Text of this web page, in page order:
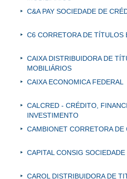
C&A PAY SOCIEDADE DE
C6 CORRETORA DE TÍTULOS
CAIXA DISTRIBUIDORA DE
MOBILIÁRIOS
CAIXA ECONOMICA FEDERAL
CALCRED - CRÉDITO,
INVESTIMENTO
CAMBIONET CORRETORA DE
CAPITAL CONSIG
CAROL DISTRIBUIDORA DE